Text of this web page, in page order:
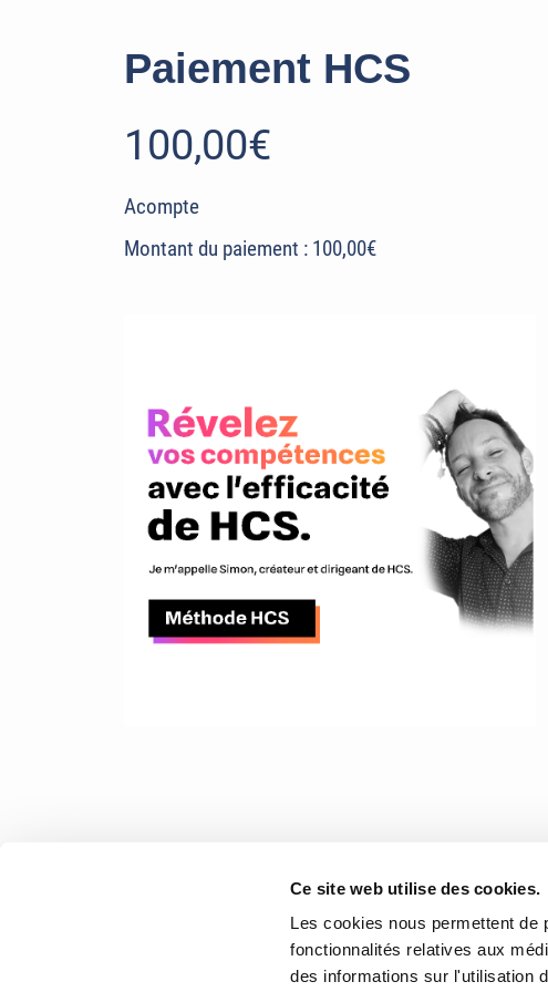
Ce site web utilise des cookies.
Les cookies nous permettent de
fonctionnalités relatives aux
des informations sur l'utilisation
Paiement HCS
100,00€
Acompte
Montant du paiement : 100,00€